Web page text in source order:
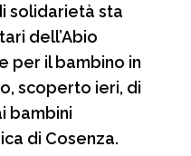
solidarietà sta
dell’Abio
per il bambino in
scoperto ieri, di
bambini
di Cosenza.